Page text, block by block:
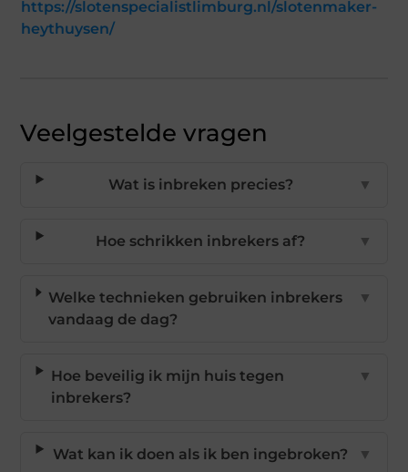
https://slotenspecialistlimburg.nl/slotenmaker-
heythuysen/
Veelgestelde vragen
Wat is inbreken precies? ▼
Hoe schrikken inbrekers af? ▼
Welke technieken gebruiken inbrekers
vandaag de dag?
▼
Hoe beveilig ik mijn huis tegen
inbrekers?
▼
Wat kan ik doen als ik ben ingebroken? ▼